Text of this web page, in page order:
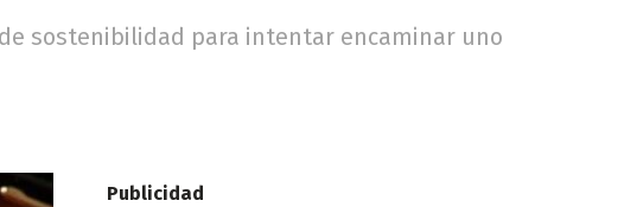
sostenibilidad para intentar encaminar uno
Publicidad